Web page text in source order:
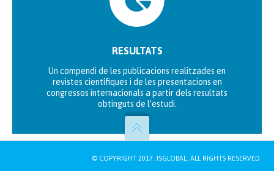
RESULTATS
Un compendi de les publicacions realitzades en
revistes científiques i de les presentacions en
congressos internacionals a partir dels resultats
obtinguts de l’estudi.
© COPYRIGHT 2017. ISGLOBAL . ALL RIGHTS RESERVED.